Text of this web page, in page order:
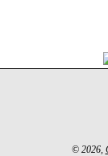
© 2026,